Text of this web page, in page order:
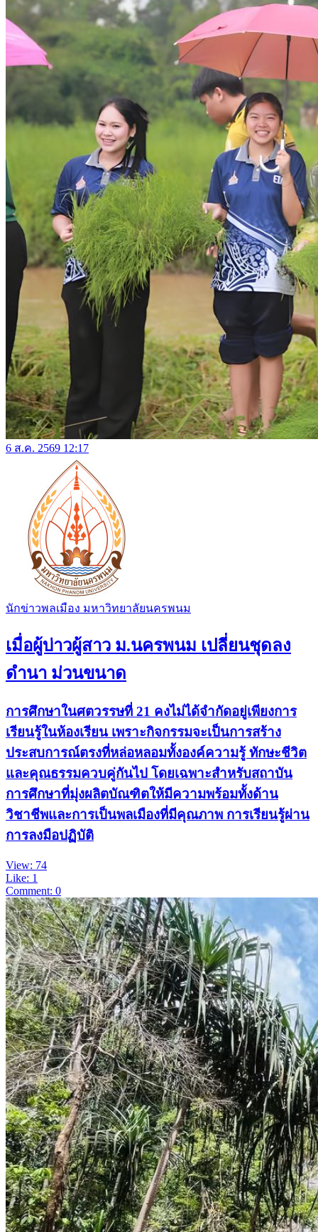
6 ส.ค. 2569 12:17
นักข่าวพลเมือง มหาวิทยาลัยนครพนม
เมื่อผู้บ่าวผู้สาว ม.นครพนม เปลี่ยนชุดลง
ดำนา ม่วนขนาด
การศึกษาในศตวรรษที่ 21 คงไม่ได้จำกัดอยู่เพียงการ
เรียนรู้ในห้องเรียน เพราะกิจกรรมจะเป็นการสร้าง
ประสบการณ์ตรงที่หล่อหลอมทั้งองค์ความรู้ ทักษะชีวิต
และคุณธรรมควบคู่กันไป โดยเฉพาะสำหรับสถาบัน
การศึกษาที่มุ่งผลิตบัณฑิตให้มีความพร้อมทั้งด้าน
วิชาชีพและการเป็นพลเมืองที่มีคุณภาพ การเรียนรู้ผ่าน
การลงมือปฏิบัติ
View: 74
Like: 1
Comment: 0